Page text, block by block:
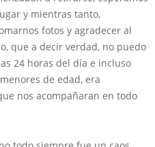
y mientras tanto,
fotos y agradecer al
que a decir verdad, no puedo
24 horas del día e incluso
de edad, era
nos acompañaran en todo